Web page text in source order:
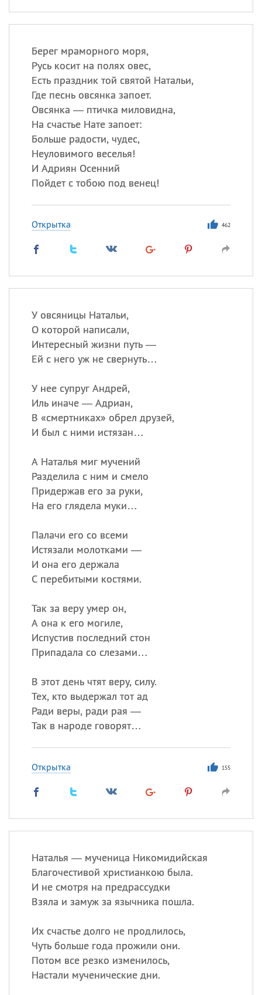
Берег мраморного моря,
Русь косит на полях овес,
Есть праздник той святой Натальи,
Где песнь овсянка запоет.
Овсянка — птичка миловидна,
На счастье Нате запоет:
Больше радости, чудес,
Неуловимого веселья!
И Адриян Осенний
Пойдет с тобою под венец!
Открытка 462
У овсяницы Натальи,
О которой написали,
Интересный жизни путь —
Ей с него уж не свернуть…
У нее супруг Андрей,
Иль иначе — Адриан,
В «смертниках» обрел друзей,
И был с ними истязан…
А Наталья миг мучений
Разделила с ним и смело
Придержав его за руки,
На его глядела муки…
Палачи его со всеми
Истязали молотками —
И она его держала
С перебитыми костями.
Так за веру умер он,
А она к его могиле,
Испустив последний стон
Припадала со слезами…
В этот день чтят веру, силу.
Тех, кто выдержал тот ад
Ради веры, ради рая —
Так в народе говорят…
Открытка 155
Наталья — мученица Никомидийская
Благочестивой христианкою была.
И не смотря на предрассудки
Взяла и замуж за язычника пошла.
Их счастье долго не продлилось,
Чуть больше года прожили они.
Потом все резко изменилось,
Настали мученические дни.